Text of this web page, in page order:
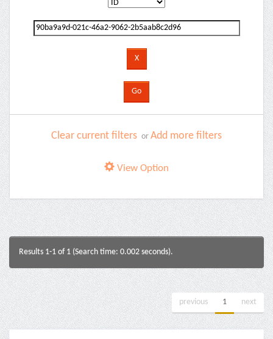
Clear current filters or Add more filters
View Option
Results 1-1 of 1 (Search time: 0.002 seconds).
previous 1 next